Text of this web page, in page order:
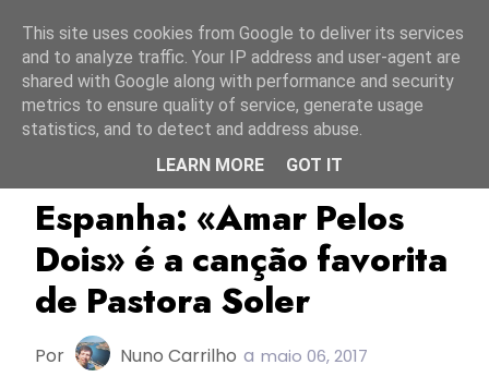
ESC2017 Pastora Soler
Espanha: «Amar Pelos
Dois» é a canção favorita
de Pastora Soler
Por Nuno Carrilho a maio 06, 2017
This site uses cookies from Google to deliver its services
and to analyze traffic. Your IP address and user-agent are
shared with Google along with performance and security
metrics to ensure quality of service, generate usage
statistics, and to detect and address abuse.
LEARN MORE
GOT IT